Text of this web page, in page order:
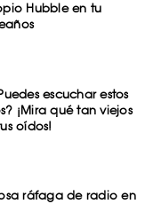
Hubble en tu
escuchar estos
¡Mira qué tan viejos
oídos!
ráfaga de radio en